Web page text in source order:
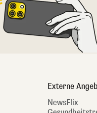
Externe
NewsFlix